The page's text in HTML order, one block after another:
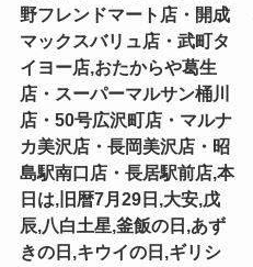
野フレンドマート店・開成
マックスバリュ店・武町タ
イヨー店,おたからや葛生
店・スーパーマルサン桶川
店・50号広沢町店・マルナ
カ美沢店・長岡美沢店・昭
島駅南口店・長居駅前店,本
日は,旧暦7月29日,大安,戊
辰,八白土星,釜飯の日,あず
きの日,キウイの日,ギリシ